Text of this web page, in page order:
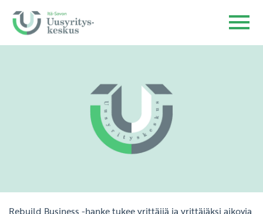
Rebuild Business -hanke tukee yrittäjiä ja yrittäjäksi aikovia